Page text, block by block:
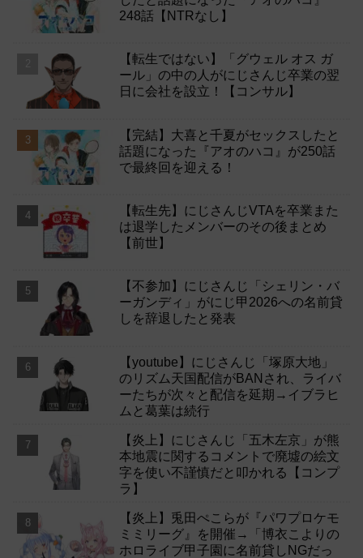
248話【NTRなし】
【転生ではない】「グウェル オス ガ
ール」の中の人がにじさんじ卒業の翌
日に会社を設立！【コンサル】
【完結】大喜と千夏がセックスしたと
話題になった『アオのハコ』が250話
で最終回を迎える！
【転生先】にじさんじVTAを卒業また
は退学したメンバーのその後まとめ
【前世】
【不参加】にじさんじ「シェリン・バ
ーガンディ」がにじ甲2026への名前貸
しを辞退したと発表
【youtube】にじさんじ「塚原大地」
のリズム天国配信がBANされ、ライバ
ーたちが次々と配信を延期→イブラヒ
ムと葛葉は続行
【炎上】にじさんじ「五木左京」が熊
本地震に関するコメントで廃墟の絵文
字を使い不謹慎だと叩かれる【コンプ
ラ】
【炎上】兎田ぺこらが『パワプロケモ
ミミリーグ』を開催→「博衣こよりの
ホロライブ甲子園に名前貸しNGだっ